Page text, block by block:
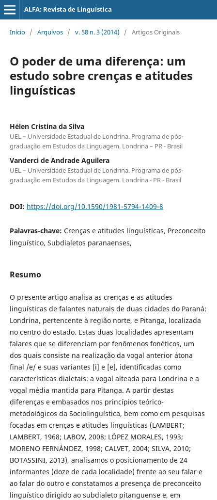
ALFA: Revista de Linguística
Início / Arquivos / v. 58 n. 3 (2014) / Artigos Originais
O poder de uma diferença: um
estudo sobre crenças e atitudes
linguísticas
Hélen Cristina da Silva
UEL – Universidade Estadual de Londrina. Programa de pós-
graduação em Estudos da Linguagem. Londrina – PR - Brasil
Vanderci de Andrade Aguilera
UEL – Universidade Estadual de Londrina. Programa de pós-
graduação em Estudos da Linguagem. Londrina - PR - Brasil
DOI: https://doi.org/10.1590/1981-5794-1409-8
Palavras-chave: Crenças e atitudes linguísticas, Preconceito
linguístico, Subdialetos paranaenses,
Resumo
O presente artigo analisa as crenças e as atitudes
linguísticas de falantes naturais de duas cidades do Paraná:
Londrina, pertencente à região norte, e Pitanga, localizada
no centro do estado. Estas duas localidades apresentam
falares que se diferenciam por fenômenos fonéticos, um
dos quais consiste na realização da vogal anterior átona
final /e/ e suas variantes [i] e [e], identificadas como
características dialetais: a vogal alteada para Londrina e a
vogal média mantida para Pitanga. A partir destas
diferenças e embasados nos princípios teórico-
metodológicos da Sociolinguística, bem como em pesquisas
focadas em crenças e atitudes linguísticas (LAMBERT;
LAMBERT, 1968; LABOV, 2008; LÓPEZ MORALES, 1993;
MORENO FERNÁNDEZ, 1998; CALVET, 2004; SILVA, 2010;
BOTASSINI, 2013), analisamos o posicionamento de 24
informantes (doze de cada localidade) frente ao seu falar e
ao falar do outro e constatamos a presença de preconceito
linguístico dirigido ao subdialeto pitanguense e, em